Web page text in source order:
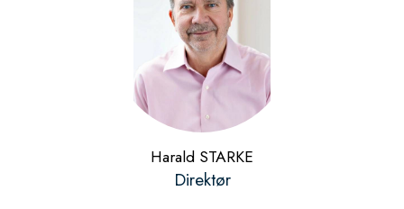
Harald STARKE
Direktør